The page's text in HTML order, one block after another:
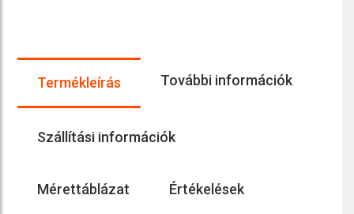
Termékleírás További információk
Szállítási információk
Mérettáblázat Értékelések